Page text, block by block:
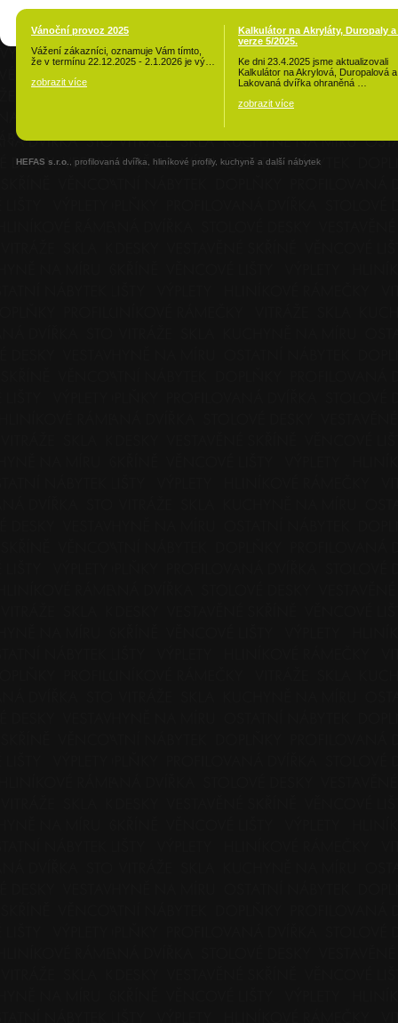
Vánoční provoz 2025
Vážení zákazníci, oznamuje Vám tímto,
že v termínu 22.12.2025 - 2.1.2026 je vý…
zobrazit více
Kalkulátor na Akryláty, Duropaly a
verze 5/2025.
Ke dni 23.4.2025 jsme aktualizovali
Kalkulátor na Akrylová, Duropalová a
Lakovaná dvířka ohraněná …
zobrazit více
HEFAS s.r.o. , profilovaná dvířka, hliníkové profily, kuchyně a další nábytek